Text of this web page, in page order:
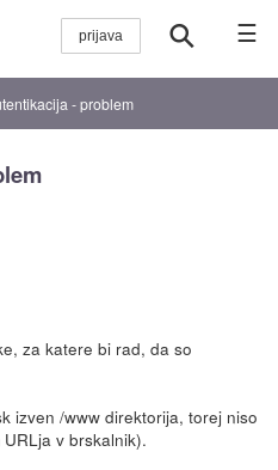
☰
- problem
za katere bi rad, da so
izven /www direktorija, torej niso
v brskalnik).